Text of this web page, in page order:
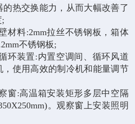
的热交换能力，从而大幅改善了
:2mm拉丝不锈钢板， 箱体
不锈钢板;
置:内置空调间、循环风道
使用高效的制冷机和能量调节
温箱安装矩形多层中空隔
。观察窗上安装照明